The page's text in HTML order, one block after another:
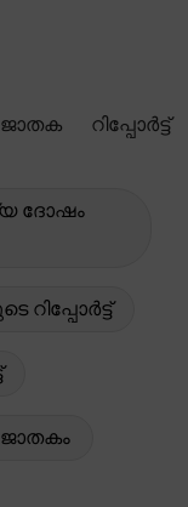
റിപ്പോർട്ട്
ദോഷം
റിപ്പോർട്ട്